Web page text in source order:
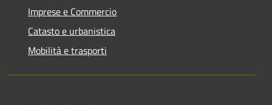
Imprese e Commercio
Catasto e urbanistica
Mobilità e trasporti